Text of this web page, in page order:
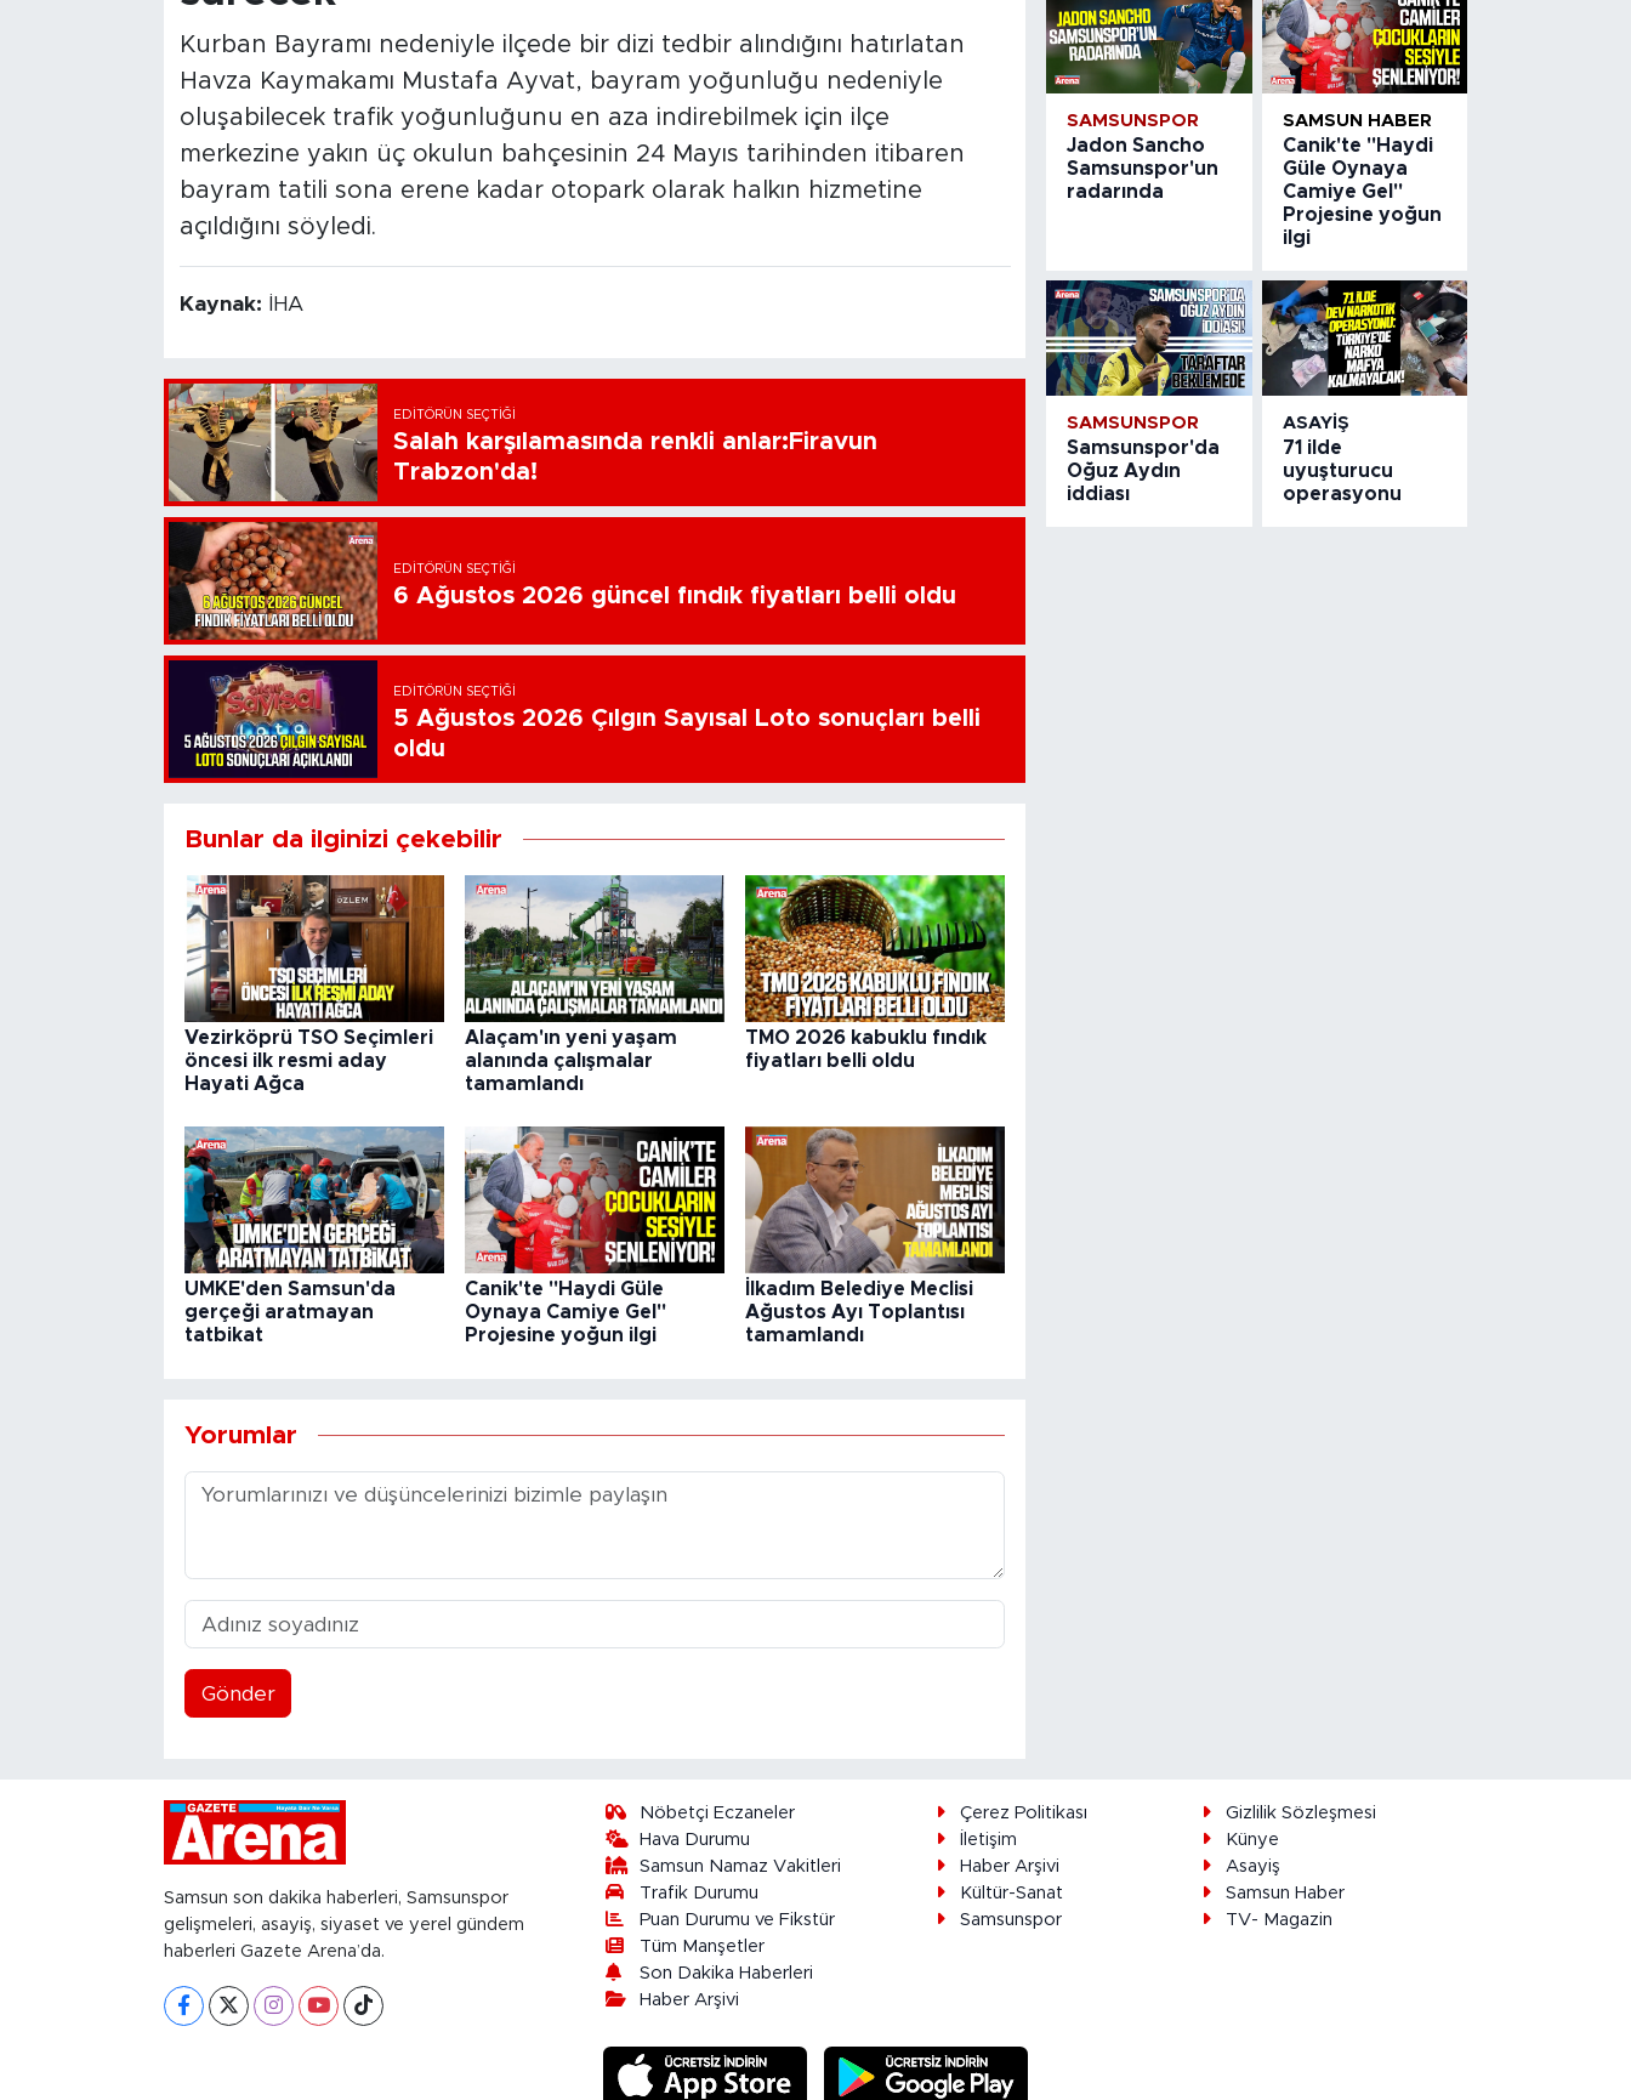
Kurban Bayramı nedeniyle ilçede bir dizi tedbir alındığını hatırlatan
Havza Kaymakamı Mustafa Ayvat, bayram yoğunluğu nedeniyle
oluşabilecek trafik yoğunluğunu en aza indirebilmek için ilçe
merkezine yakın üç okulun bahçesinin 24 Mayıs tarihinden itibaren
bayram tatili sona erene kadar otopark olarak halkın hizmetine
açıldığını söyledi.
Kaynak: İHA
EDITÖRÜN SEÇTIĞI
Salah karşılamasında renkli anlar:Firavun
Trabzon'da!
EDITÖRÜN SEÇTIĞI
6 Ağustos 2026 güncel fındık fiyatları belli oldu
EDITÖRÜN SEÇTIĞI
5 Ağustos 2026 Çılgın Sayısal Loto sonuçları belli
oldu
Bunlar da ilginizi çekebilir
Vezirköprü TSO Seçimleri
öncesi ilk resmi aday
Hayati Ağca
Alaçam'ın yeni yaşam
alanında çalışmalar
tamamlandı
TMO 2026 kabuklu fındık
fiyatları belli oldu
UMKE'den Samsun'da
gerçeği aratmayan
tatbikat
Canik'te "Haydi Güle
Oynaya Camiye Gel"
Projesine yoğun ilgi
İlkadım Belediye Meclisi
Ağustos Ayı Toplantısı
tamamlandı
Yorumlar
Gönder
SAMSUNSPOR
Jadon Sancho
Samsunspor'un
radarında
SAMSUN HABER
Canik'te "Haydi
Güle Oynaya
Camiye Gel"
Projesine yoğun
ilgi
SAMSUNSPOR
Samsunspor'da
Oğuz Aydın
iddiası
ASAYIŞ
71 ilde
uyuşturucu
operasyonu
Samsun son dakika haberleri, Samsunspor
gelişmeleri, asayiş, siyaset ve yerel gündem
haberleri Gazete Arena’da.
Nöbetçi Eczaneler
Hava Durumu
Samsun Namaz Vakitleri
Trafik Durumu
Puan Durumu ve Fikstür
Tüm Manşetler
Son Dakika Haberleri
Haber Arşivi
Çerez Politikası
Gizlilik Sözleşmesi
İletişim
Künye
Haber Arşivi
Asayiş
Kültür-Sanat
Samsun Haber
Samsunspor
TV- Magazin